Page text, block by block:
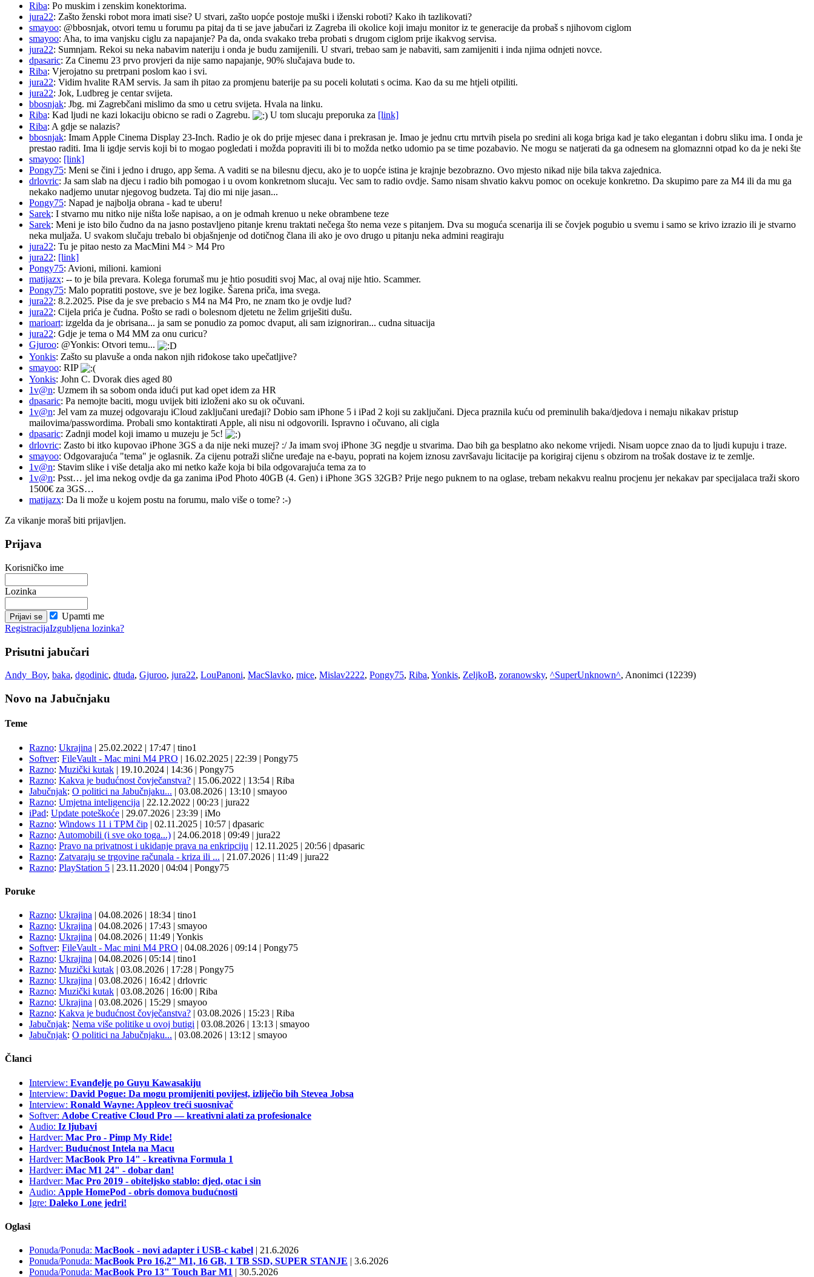
Riba: Po muskim i zenskim konektorima.
jura22: Zašto ženski robot mora imati sise? U stvari, zašto uopće postoje muški i iženski roboti? Kako ih tazlikovati?
smayoo: @bbosnjak, otvori temu u forumu pa pitaj da ti se jave jabučari iz Zagreba ili okolice koji imaju monitor iz te generacije da probaš s njihovom ciglom
smayoo: Aha, to ima vanjsku ciglu za napajanje? Pa da, onda svakako treba probati s drugom ciglom prije ikakvog servisa.
jura22: Sumnjam. Rekoi su neka nabavim nateriju i onda je budu zamijenili. U stvari, trebao sam je nabaviti, sam zamijeniti i inda njima odnjeti novce.
dpasaric: Za Cinemu 23 prvo provjeri da nije samo napajanje, 90% slučajava bude to.
Riba: Vjerojatno su pretrpani poslom kao i svi.
jura22: Vidim hvalite RAM servis. Ja sam ih pitao za promjenu baterije pa su poceli kolutati s ocima. Kao da su me htjeli otpiliti.
jura22: Jok, Ludbreg je centar svijeta.
bbosnjak: Jbg. mi Zagrebčani mislimo da smo u cetru svijeta. Hvala na linku.
Riba: Kad ljudi ne kazi lokaciju obicno se radi o Zagrebu. U tom slucaju preporuka za [link]
Riba: A gdje se nalazis?
bbosnjak: Imam Apple Cinema Display 23-Inch. Radio je ok do prije mjesec dana i prekrasan je. Imao je jednu crtu mrtvih pisela po sredini ali koga briga kad je tako elegantan i dobru sliku ima. I onda je
prestao raditi. Ima li igdje servis koji bi to mogao pogledati i možda popraviti ili bi to možda netko udomio pa se time pozabavio. Ne mogu se natjerati da ga odnesem na glomaznni otpad ko da je neki šte
smayoo: [link]
Pongy75: Meni se čini i jedno i drugo, app šema. A vaditi se na bilesnu djecu, ako je to uopće istina je krajnje bezobrazno. Ovo mjesto nikad nije bila takva zajednica.
drlovric: Ja sam slab na djecu i radio bih pomogao i u ovom konkretnom slucaju. Vec sam to radio ovdje. Samo nisam shvatio kakvu pomoc on ocekuje konkretno. Da skupimo pare za M4 ili da mu ga
nekako nadjemo unutar njegovog budzeta. Taj dio mi nije jasan...
Pongy75: Napad je najbolja obrana - kad te uberu!
Sarek: I stvarno mu nitko nije ništa loše napisao, a on je odmah krenuo u neke obrambene teze
Sarek: Meni je isto bilo čudno da na jasno postavljeno pitanje krenu traktati nečega što nema veze s pitanjem. Dva su moguća scenarija ili se čovjek pogubio u svemu i samo se krivo izrazio ili je stvarno
neka muljaža. U svakom slučaju trebalo bi objašnjenje od dotičnog člana ili ako je ovo drugo u pitanju neka admini reagiraju
jura22: Tu je pitao nesto za MacMini M4 > M4 Pro
jura22: [link]
Pongy75: Avioni, milioni. kamioni
matijazx: -- to je bila prevara. Kolega forumaš mu je htio posuditi svoj Mac, al ovaj nije htio. Scammer.
Pongy75: Malo popratiti postove, sve je bez logike. Šarena priča, ima svega.
jura22: 8.2.2025. Pise da je sve prebacio s M4 na M4 Pro, ne znam tko je ovdje lud?
jura22: Cijela prića je čudna. Pošto se radi o bolesnom djetetu ne želim griješiti dušu.
marioart: izgelda da je obrisana... ja sam se ponudio za pomoc dvaput, ali sam izignoriran... cudna situacija
jura22: Gdje je tema o M4 MM za onu curicu?
Gjuroo: @Yonkis: Otvori temu...
Yonkis: Zašto su plavuše a onda nakon njih riđokose tako upečatljive?
smayoo: RIP
Yonkis: John C. Dvorak dies aged 80
1v@n: Uzmem ih sa sobom onda idući put kad opet idem za HR
dpasaric: Pa nemojte baciti, mogu uvijek biti izloženi ako su ok očuvani.
1v@n: Jel vam za muzej odgovaraju iCloud zaključani uređaji? Dobio sam iPhone 5 i iPad 2 koji su zaključani. Djeca praznila kuću od preminulih baka/djedova i nemaju nikakav pristup
mailovima/passwordima. Probali smo kontaktirati Apple, ali nisu ni odgovorili. Ispravno i očuvano, ali cigla
dpasaric: Zadnji model koji imamo u muzeju je 5c!
drlovric: Zasto bi itko kupovao iPhone 3GS a da nije neki muzej? :/ Ja imam svoj iPhone 3G negdje u stvarima. Dao bih ga besplatno ako nekome vrijedi. Nisam uopce znao da to ljudi kupuju i traze.
smayoo: Odgovarajuća "tema" je oglasnik. Za cijenu potraži slične uređaje na e-bayu, poprati na kojem iznosu završavaju licitacije pa korigiraj cijenu s obzirom na trošak dostave iz te zemlje.
1v@n: Stavim slike i više detalja ako mi netko kaže koja bi bila odgovarajuća tema za to
1v@n: Psst… jel ima nekog ovdje da ga zanima iPod Photo 40GB (4. Gen) i iPhone 3GS 32GB? Prije nego puknem to na oglase, trebam nekakvu realnu procjenu jer nekakav par specijalaca traži skoro
1500€ za 3GS…
matijazx: Da li može u kojem postu na forumu, malo više o tome? :-)
Za vikanje moraš biti prijavljen.
Prijava
Korisničko ime
Lozinka
Upamti me
RegistracijaIzgubljena lozinka?
Prisutni jabučari
Andy_Boy, baka, dgodinic, dtuda, Gjuroo, jura22, LouPanoni, MacSlavko, mice, Mislav2222, Pongy75, Riba, Yonkis, ZeljkoB, zoranowsky, ^SuperUnknown^, Anonimci (12239)
Novo na Jabučnjaku
Teme
Razno: Ukrajina | 25.02.2022 | 17:47 | tino1
Softver: FileVault - Mac mini M4 PRO | 16.02.2025 | 22:39 | Pongy75
Razno: Muzički kutak | 19.10.2024 | 14:36 | Pongy75
Razno: Kakva je budućnost čovječanstva? | 15.06.2022 | 13:54 | Riba
Jabučnjak: O politici na Jabučnjaku... | 03.08.2026 | 13:10 | smayoo
Razno: Umjetna inteligencija | 22.12.2022 | 00:23 | jura22
iPad: Update poteškoće | 29.07.2026 | 23:39 | iMo
Razno: Windows 11 i TPM čip | 02.11.2025 | 10:57 | dpasaric
Razno: Automobili (i sve oko toga...) | 24.06.2018 | 09:49 | jura22
Razno: Pravo na privatnost i ukidanje prava na enkripciju | 12.11.2025 | 20:56 | dpasaric
Razno: Zatvaraju se trgovine računala - kriza ili ... | 21.07.2026 | 11:49 | jura22
Razno: PlayStation 5 | 23.11.2020 | 04:04 | Pongy75
Poruke
Razno: Ukrajina | 04.08.2026 | 18:34 | tino1
Razno: Ukrajina | 04.08.2026 | 17:43 | smayoo
Razno: Ukrajina | 04.08.2026 | 11:49 | Yonkis
Softver: FileVault - Mac mini M4 PRO | 04.08.2026 | 09:14 | Pongy75
Razno: Ukrajina | 04.08.2026 | 05:14 | tino1
Razno: Muzički kutak | 03.08.2026 | 17:28 | Pongy75
Razno: Ukrajina | 03.08.2026 | 16:42 | drlovric
Razno: Muzički kutak | 03.08.2026 | 16:00 | Riba
Razno: Ukrajina | 03.08.2026 | 15:29 | smayoo
Razno: Kakva je budućnost čovječanstva? | 03.08.2026 | 15:23 | Riba
Jabučnjak: Nema više politike u ovoj butigi | 03.08.2026 | 13:13 | smayoo
Jabučnjak: O politici na Jabučnjaku... | 03.08.2026 | 13:12 | smayoo
Članci
Interview: Evanđelje po Guyu Kawasakiju
Interview: David Pogue: Da mogu promijeniti povijest, izliječio bih Stevea Jobsa
Interview: Ronald Wayne: Appleov treći suosnivač
Softver: Adobe Creative Cloud Pro — kreativni alati za profesionalce
Audio: Iz ljubavi
Hardver: Mac Pro - Pimp My Ride!
Hardver: Budućnost Intela na Macu
Hardver: MacBook Pro 14" - kreativna Formula 1
Hardver: iMac M1 24" - dobar dan!
Hardver: Mac Pro 2019 - obiteljsko stablo: djed, otac i sin
Audio: Apple HomePod - obris domova budućnosti
Igre: Daleko Lone jedri!
Oglasi
Ponuda/Ponuda: MacBook - novi adapter i USB-c kabel | 21.6.2026
Ponuda/Ponuda: MacBook Pro 16,2" M1, 16 GB, 1 TB SSD, SUPER STANJE | 3.6.2026
Ponuda/Ponuda: MacBook Pro 13" Touch Bar M1 | 30.5.2026